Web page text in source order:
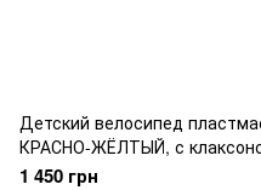
Детский велосипед
КРАСНО-ЖЁЛТЫЙ, с
1 450 грн